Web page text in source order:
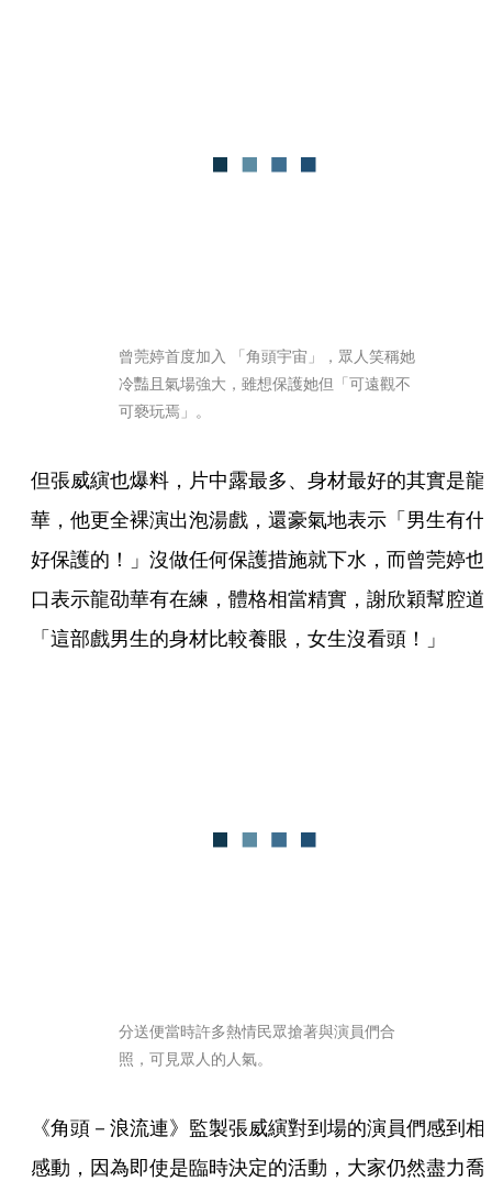
曾莞婷首度加入 「角頭宇宙」，眾人笑稱她
冷豔且氣場強大，雖想保護她但「可遠觀不
可褻玩焉」。
但張威縯也爆料，片中露最多、身材最好的其實是龍
華，他更全裸演出泡湯戲，還豪氣地表示「男生有什
好保護的！」沒做任何保護措施就下水，而曾莞婷也
口表示龍劭華有在練，體格相當精實，謝欣穎幫腔道
「這部戲男生的身材比較養眼，女生沒看頭！」
分送便當時許多熱情民眾搶著與演員們合
照，可見眾人的人氣。
《角頭－浪流連》監製張威縯對到場的演員們感到相
感動，因為即使是臨時決定的活動，大家仍然盡力喬